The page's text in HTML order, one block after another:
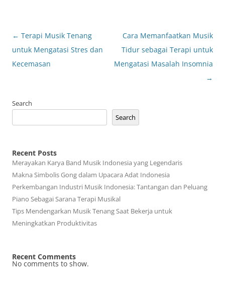
Post
navigation
← Terapi Musik Tenang
untuk Mengatasi Stres dan
Kecemasan
Cara Memanfaatkan Musik
Tidur sebagai Terapi untuk
Mengatasi Masalah Insomnia
→
Search
Search
Recent Posts
Merayakan Karya Band Musik Indonesia yang Legendaris
Makna Simbolis Gong dalam Upacara Adat Indonesia
Perkembangan Industri Musik Indonesia: Tantangan dan Peluang
Piano Sebagai Sarana Terapi Musikal
Tips Mendengarkan Musik Tenang Saat Bekerja untuk
Meningkatkan Produktivitas
Recent Comments
No comments to show.